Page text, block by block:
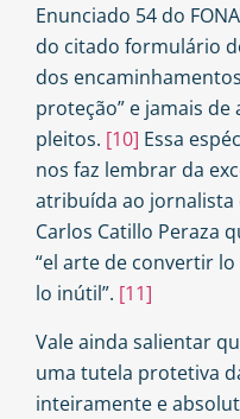
Enunciado 54 do
do citado formulário
dos
proteção” e jamais de
pleitos. [10] Essa
nos faz lembrar da
atribuída ao jornalista
Carlos Catillo Peraza
“el arte de convertir
lo inútil”. [11]
Vale ainda salientar
uma tutela protetiva
inteiramente e